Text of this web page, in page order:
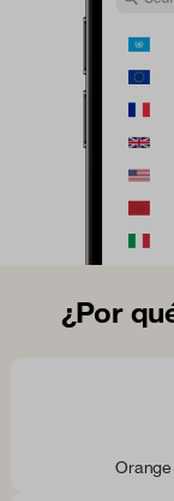
¿Por